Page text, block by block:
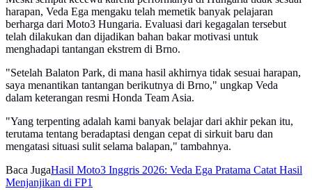
harapan, Veda Ega mengaku telah memetik banyak pelajaran
berharga dari Moto3 Hungaria. Evaluasi dari kegagalan tersebut
telah dilakukan dan dijadikan bahan bakar motivasi untuk
menghadapi tantangan ekstrem di Brno.
​"Setelah Balaton Park, di mana hasil akhirnya tidak sesuai harapan,
saya menantikan tantangan berikutnya di Brno," ungkap Veda
dalam keterangan resmi Honda Team Asia.
"Yang terpenting adalah kami banyak belajar dari akhir pekan itu,
terutama tentang beradaptasi dengan cepat di sirkuit baru dan
mengatasi situasi sulit selama balapan," tambahnya.
Baca JugaHasil Moto3 Inggris 2026: Veda Ega Pratama Catat Hasil
Menjanjikan di FP1